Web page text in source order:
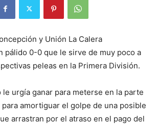
y Unión La Calera
pálido 0-0 que le sirve de muy poco a
peleas en la Primera División.
le urgía ganar para meterse en la parte
amortiguar el golpe de una posible
arrastran por el atraso en el pago del